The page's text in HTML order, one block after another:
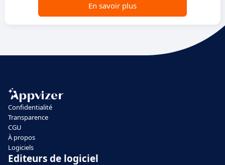
En savoir plus
Confidentialité
Transparence
CGU
À propos
Logiciels
Editeurs de logiciel